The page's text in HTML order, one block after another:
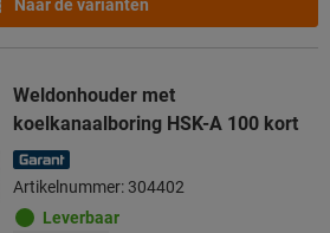
Naar de varianten
Weldonhouder met
koelkanaalboring HSK-A 100 kort
Artikelnummer: 304402
Leverbaar